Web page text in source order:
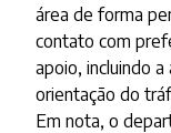
área de forma
contato com
apoio, incluindo
orientação do
Em nota, o